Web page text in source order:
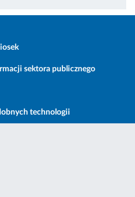
sektora publicznego
technologii